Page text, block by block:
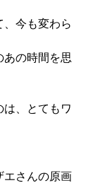
、今も変わら
あの時間を思
は、とてもワ
エさんの原画